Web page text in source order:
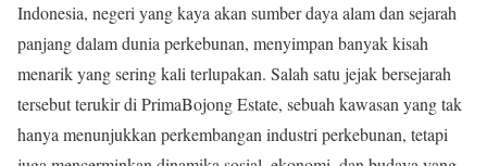
Indonesia, negeri yang kaya akan sumber daya alam dan sejarah
panjang dalam dunia perkebunan, menyimpan banyak kisah
menarik yang sering kali terlupakan. Salah satu jejak bersejarah
tersebut terukir di PrimaBojong Estate, sebuah kawasan yang tak
hanya menunjukkan perkembangan industri perkebunan, tetapi